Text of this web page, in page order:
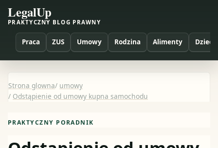
LegalUp
PRAKTYCZNY BLOG PRAWNY
Praca ZUS Umowy Rodzina Alimenty Dzieci
Strona glowna/ umowy
/ Odstąpienie od umowy kupna samochodu
PRAKTYCZNY PORADNIK